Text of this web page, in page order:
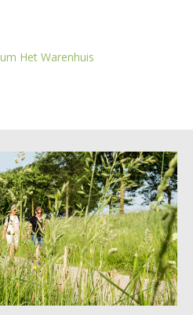
Het Warenhuis